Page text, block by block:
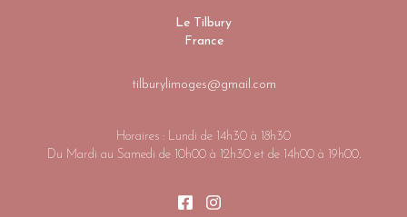
Le Tilbury
France
tilburylimoges@gmail.com
Horaires : Lundi de 14h30 à 18h30
Du Mardi au Samedi de 10h00 à 12h30 et de 14h00 à 19h00.